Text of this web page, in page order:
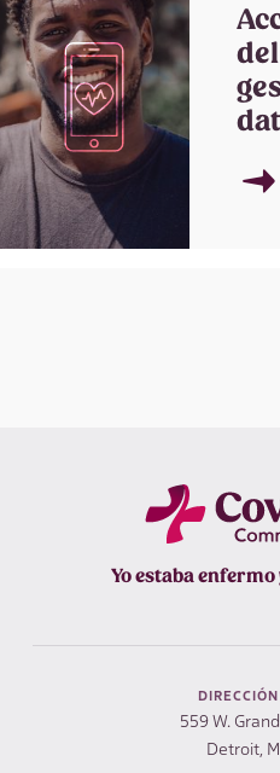
→
Yo estaba
559 W.
Detroit,